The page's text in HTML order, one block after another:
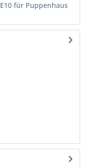
für Puppenhaus